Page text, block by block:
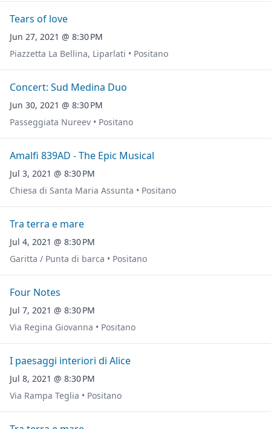
Tears of love
Jun 27, 2021 @ 8:30 PM
Piazzetta La Bellina, Liparlati • Positano
Concert: Sud Medina Duo
Jun 30, 2021 @ 8:30 PM
Passeggiata Nureev • Positano
Amalfi 839AD - The Epic Musical
Jul 3, 2021 @ 8:30 PM
Chiesa di Santa Maria Assunta • Positano
Tra terra e mare
Jul 4, 2021 @ 8:30 PM
Garitta / Punta di barca • Positano
Four Notes
Jul 7, 2021 @ 8:30 PM
Via Regina Giovanna • Positano
I paesaggi interiori di Alice
Jul 8, 2021 @ 8:30 PM
Via Rampa Teglia • Positano